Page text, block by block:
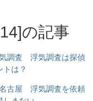
の記事
調査 浮気調査は探偵
トは？
古屋 浮気調査を依頼